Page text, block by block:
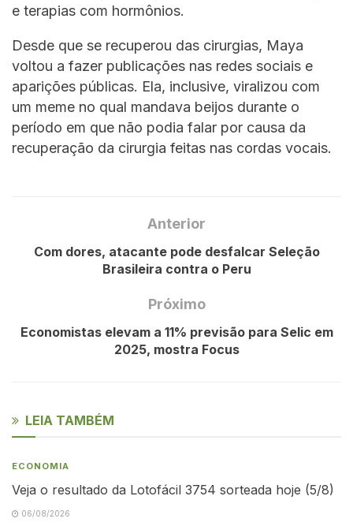
e terapias com hormônios.
Desde que se recuperou das cirurgias, Maya
voltou a fazer publicações nas redes sociais e
aparições públicas. Ela, inclusive, viralizou com
um meme no qual mandava beijos durante o
período em que não podia falar por causa da
recuperação da cirurgia feitas nas cordas vocais.
Anterior
Com dores, atacante pode desfalcar Seleção
Brasileira contra o Peru
Próximo
Economistas elevam a 11% previsão para Selic em
2025, mostra Focus
LEIA TAMBÉM
ECONOMIA
Veja o resultado da Lotofácil 3754 sorteada hoje (5/8)
06/08/2026